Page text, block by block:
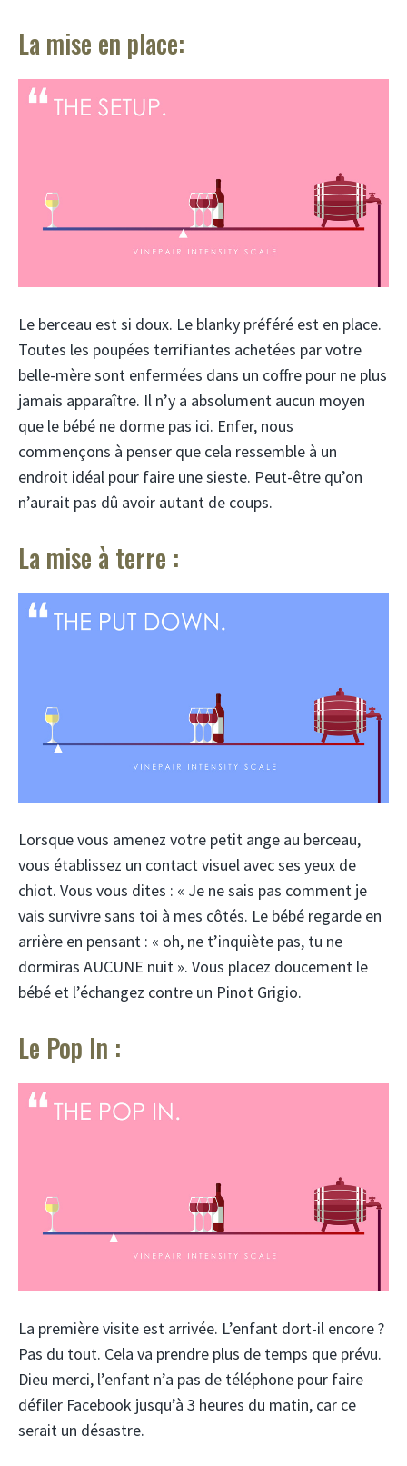
La mise en place:
Le berceau est si doux. Le blanky préféré est en place.
Toutes les poupées terrifiantes achetées par votre
belle-mère sont enfermées dans un coffre pour ne plus
jamais apparaître. Il n’y a absolument aucun moyen
que le bébé ne dorme pas ici. Enfer, nous
commençons à penser que cela ressemble à un
endroit idéal pour faire une sieste. Peut-être qu’on
n’aurait pas dû avoir autant de coups.
La mise à terre :
Lorsque vous amenez votre petit ange au berceau,
vous établissez un contact visuel avec ses yeux de
chiot. Vous vous dites : « Je ne sais pas comment je
vais survivre sans toi à mes côtés. Le bébé regarde en
arrière en pensant : « oh, ne t’inquiète pas, tu ne
dormiras AUCUNE nuit ». Vous placez doucement le
bébé et l’échangez contre un Pinot Grigio.
Le Pop In :
La première visite est arrivée. L’enfant dort-il encore ?
Pas du tout. Cela va prendre plus de temps que prévu.
Dieu merci, l’enfant n’a pas de téléphone pour faire
défiler Facebook jusqu’à 3 heures du matin, car ce
serait un désastre.